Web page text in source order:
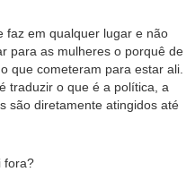
faz em qualquer lugar e não
para as mulheres o porquê de
que cometeram para estar ali.
traduzir o que é a política, a
são diretamente atingidos até
fora?